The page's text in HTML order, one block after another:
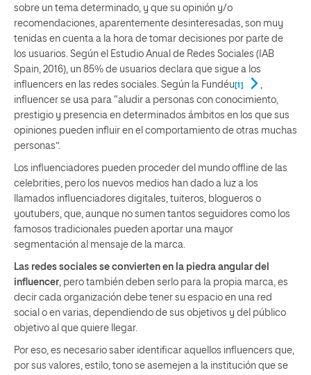
sobre un tema determinado, y que su opinión y/o
recomendaciones, aparentemente desinteresadas, son muy
tenidas en cuenta a la hora de tomar decisiones por parte de
los usuarios. Según el Estudio Anual de Redes Sociales (IAB
Spain, 2016), un 85% de usuarios declara que sigue a los
influencers en las redes sociales. Según la Fundéu [1]
influencer se usa para “aludir a personas con conocimiento,
prestigio y presencia en determinados ámbitos en los que sus
opiniones pueden influir en el comportamiento de otras muchas
personas”.
Los influenciadores pueden proceder del mundo offline de las
celebrities, pero los nuevos medios han dado a luz a los
llamados influenciadores digitales, tuiteros, blogueros o
youtubers, que, aunque no sumen tantos seguidores como los
famosos tradicionales pueden aportar una mayor
segmentación al mensaje de la marca.
Las redes sociales se convierten en la piedra angular del
influencer , pero también deben serlo para la propia marca, es
decir cada organización debe tener su espacio en una red
social o en varias, dependiendo de sus objetivos y del público
objetivo al que quiere llegar.
Por eso, es necesario saber identificar aquellos influencers que,
por sus valores, estilo, tono se asemejen a la institución que se